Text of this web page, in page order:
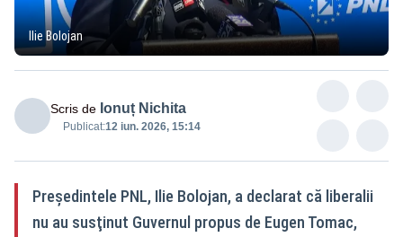
Ilie Bolojan
Scris de Ionuț Nichita
Publicat:12 iun. 2026, 15:14
Preşedintele PNL, Ilie Bolojan, a declarat că liberalii
nu au susţinut Guvernul propus de Eugen Tomac,